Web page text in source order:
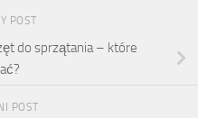
POST
do sprzątania – które
POST